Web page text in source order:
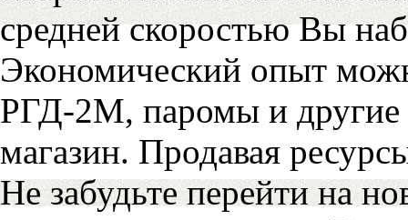
средней скоростью Вы
Экономический опыт
РГД-2М, паромы и другие
магазин. Продавая
Не забудьте перейти на